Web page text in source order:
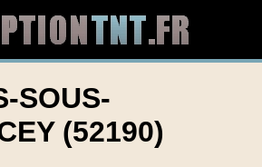
SOUS-
(52190)